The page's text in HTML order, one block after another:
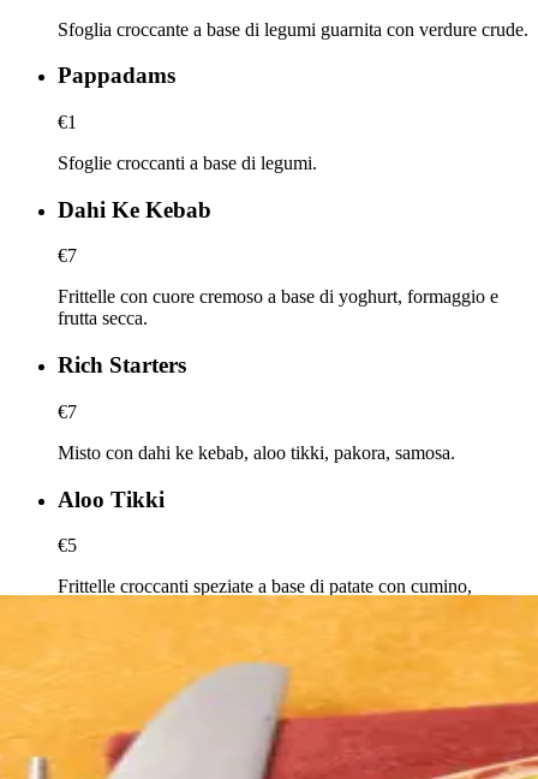
Sfoglia croccante a base di legumi guarnita con verdure crude.
Pappadams
€1
Sfoglie croccanti a base di legumi.
Dahi Ke Kebab
€7
Frittelle con cuore cremoso a base di yoghurt, formaggio e
frutta secca.
Rich Starters
€7
Misto con dahi ke kebab, aloo tikki, pakora, samosa.
Aloo Tikki
€5
Frittelle croccanti speziate a base di patate con cumino,